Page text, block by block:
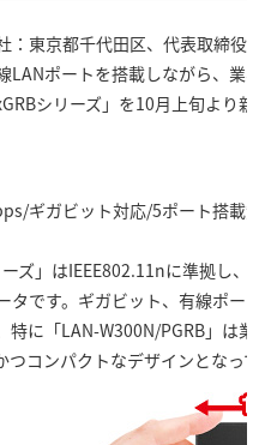
：東京都千代田区、代表取締役
LANポートを搭載しながら、業
シリーズ」を10月上旬より新
ギガビット対応/5ポート搭載無
ーズ」はIEEE802.11nに準拠し、
タです。ギガビット、有線ポー
特に「LAN-W300N/PGRB」は
コンパクトなデザインとなって